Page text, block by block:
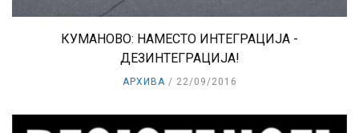
КУМАНОВО: НАМЕСТО ИНТЕГРАЦИЈА -
ДЕЗИНТЕГРАЦИЈА!
АРХИВА 22/09/2016